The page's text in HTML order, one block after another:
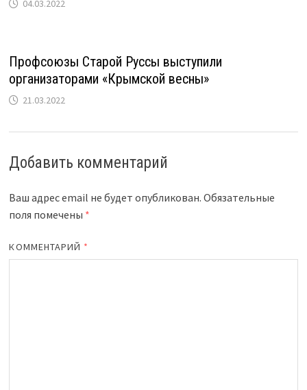
04.03.2022
Профсоюзы Старой Руссы выступили
организаторами «Крымской весны»
21.03.2022
Добавить комментарий
Ваш адрес email не будет опубликован. Обязательные
поля помечены *
КОММЕНТАРИЙ *